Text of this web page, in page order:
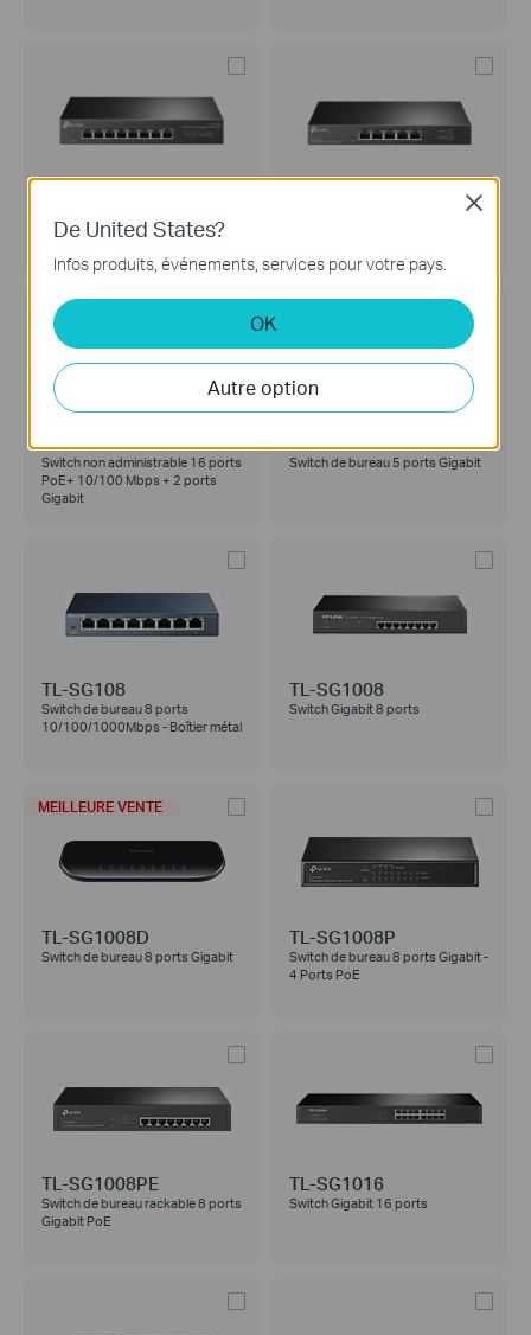
Switch de bureau 5 ports 2.5G
TL-SL1218MP
Switch non administrable 16 ports
PoE+ 10/100 Mbps + 2 ports
Gigabit
TL-SG1005D
Switch de bureau 5 ports Gigabit
TL-SG108
Switch de bureau 8 ports
10/100/1000Mbps - Boîtier métal
TL-SG1008
Switch Gigabit 8 ports
MEILLEURE VENTE
TL-SG1008D
Switch de bureau 8 ports Gigabit
TL-SG1008P
Switch de bureau 8 ports Gigabit -
4 Ports PoE
TL-SG1008PE
Switch de bureau rackable 8 ports
Gigabit PoE
TL-SG1016
Switch Gigabit 16 ports
De United States?
Infos produits, événements, services pour votre pays.
OK
Autre option
Close